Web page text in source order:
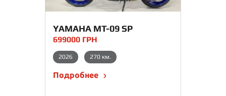
YAMAHA MT-09 SP
699000 ГРН
2026 270 км.
Подробнее